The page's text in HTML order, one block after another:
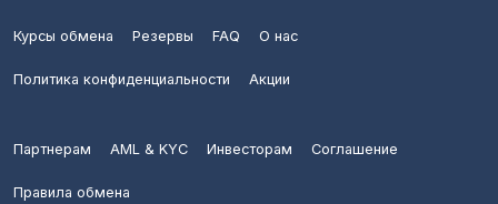
Курсы обмена Резервы FAQ О нас
Политика конфиденциальности Акции
Партнерам AML & KYC Инвесторам Соглашение
Правила обмена